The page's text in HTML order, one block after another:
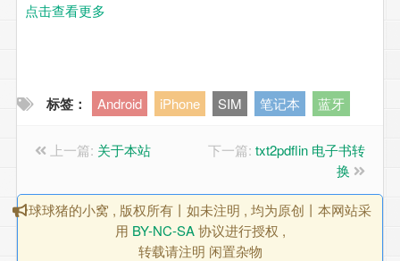
点击查看更多
标签： Android iPhone SIM 笔记本 蓝牙
上一篇: 关于本站 下一篇:txt2pdflin 电子书转
换
球球猪的小窝 , 版权所有丨如未注明 , 均为原创丨本网站采
用 BY-NC-SA协议进行授权 ,
转载请注明 闲置杂物